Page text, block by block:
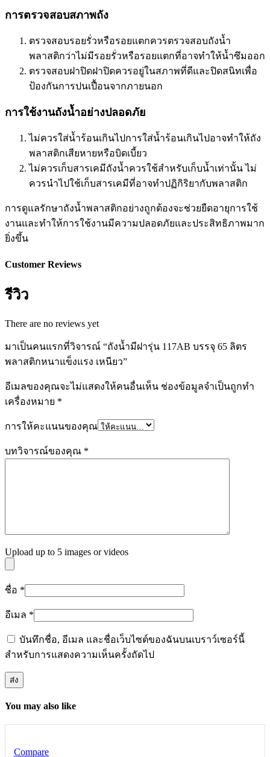
การตรวจสอบสภาพถัง
ตรวจสอบรอยรั่วหรือรอยแตกควรตรวจสอบถังน้ำ
พลาสติกว่าไม่มีรอยรั่วหรือรอยแตกที่อาจทำให้น้ำซึมออก
ตรวจสอบฝาปิดฝาปิดควรอยู่ในสภาพที่ดีและปิดสนิทเพื่อ
ป้องกันการปนเปื้อนจากภายนอก
การใช้งานถังน้ำอย่างปลอดภัย
ไม่ควรใส่น้ำร้อนเกินไปการใส่น้ำร้อนเกินไปอาจทำให้ถัง
พลาสติกเสียหายหรือบิดเบี้ยว
ไม่ควรเก็บสารเคมีถังน้ำควรใช้สำหรับเก็บน้ำเท่านั้น ไม่
ควรนำไปใช้เก็บสารเคมีที่อาจทำปฏิกิริยากับพลาสติก
การดูแลรักษาถังน้ำพลาสติกอย่างถูกต้องจะช่วยยืดอายุการใช้
งานและทำให้การใช้งานมีความปลอดภัยและประสิทธิภาพมาก
ยิ่งขึ้น
Customer Reviews
รีวิว
There are no reviews yet
มาเป็นคนแรกที่วิจารณ์ “ถังน้ำมีฝารุ่น 117AB บรรจุ 65 ลิตร
พลาสติกหนาแข็งแรง เหนียว”
อีเมลของคุณจะไม่แสดงให้คนอื่นเห็น ช่องข้อมูลจำเป็นถูกทำ
เครื่องหมาย *
การให้คะแนนของคุณ
บทวิจารณ์ของคุณ *
Upload up to 5 images or videos
ชื่อ *
อีเมล *
บันทึกชื่อ, อีเมล และชื่อเว็บไซต์ของฉันบนเบราว์เซอร์นี้
สำหรับการแสดงความเห็นครั้งถัดไป
You may also like
Compare